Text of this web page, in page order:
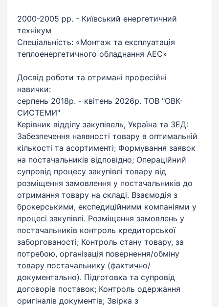
2000-2005 рр. - Київський енергетичний
технікум
Спеціальність: «Монтаж та експлуатація
теплоенергетичного обладнання АЕС»
Досвід роботи та отримані професійні
навички:
серпень 2018р. - квітень 2026р. ТОВ "ОВК-
СИСТЕМИ"
Керівник відділу закупівель, Україна та ЗЕД:
Забезпечення наявності товару в оптимальній
кількості та асортименті; Формування заявок
на постачальників відповідно; Операційний
супровід процесу закупівлі товару від
розміщення замовлення у постачальників до
отримання товару на складі. Взаємодія з
брокерськими, експедиційними компаніями у
процесі закупівлі. Розміщення замовлень у
постачальників контроль кредиторської
заборгованості; Контроль стану товару, за
потребою, організація повернення/обміну
товару постачальнику (фактично/
документально). Підготовка та супровід
договорів поставок; Контроль одержання
оригіналів документів; Звірка з